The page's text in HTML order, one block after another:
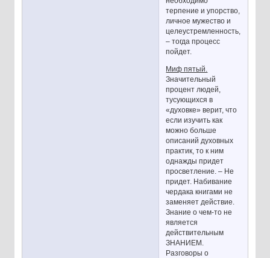
терпение и упорство,
личное мужество и
целеустремленность,
– тогда процесс
пойдет.
Миф пятый.
Значительный
процент людей,
тусующихся в
«духовке» верит, что
если изучить как
можно больше
описаний духовных
практик, то к ним
однажды придет
просветление. – Не
придет. Набивание
чердака книгами не
заменяет действие.
Знание о чем-то не
является
действительным
ЗНАНИЕМ.
Разговоры о